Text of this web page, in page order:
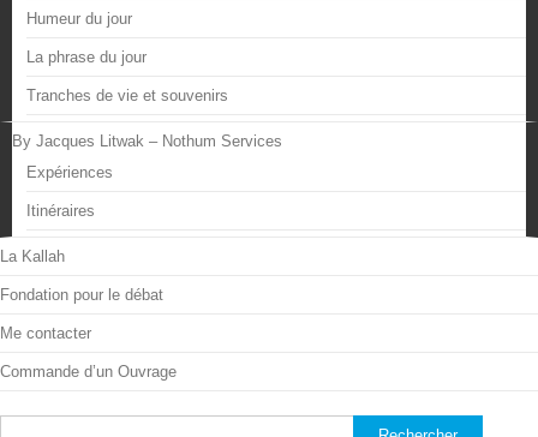
Humeur du jour
La phrase du jour
Tranches de vie et souvenirs
By Jacques Litwak – Nothum Services
Expériences
Itinéraires
La Kallah
Fondation pour le débat
Me contacter
Commande d’un Ouvrage